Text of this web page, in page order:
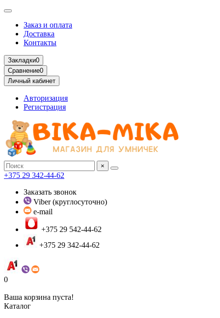
Заказ и оплата
Доставка
Контакты
Закладки0
Сравнение0
Личный кабинет
Авторизация
Регистрация
×
+375 29 342-44-62
Заказать звонок
Viber (круглосуточно)
e-mail
+375 29 542-44-62
+375 29 342-44-62
0
Ваша корзина пуста!
Каталог